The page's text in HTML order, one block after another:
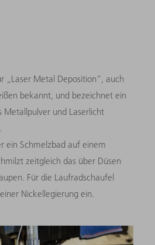
„Laser Metal Deposition“, auch
bekannt, und bezeichnet ein
Metallpulver und Laserlicht
ein Schmelzbad auf einem
zeitgleich das über Düsen
Für die Laufradschaufel
Nickellegierung ein.